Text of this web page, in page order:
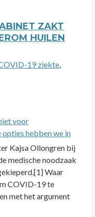
ZAKT
HUILEN
19 ziekte,
Kajsa Ollongren bij
medische noodzaak
Waar
COVID-19 te
met het argument